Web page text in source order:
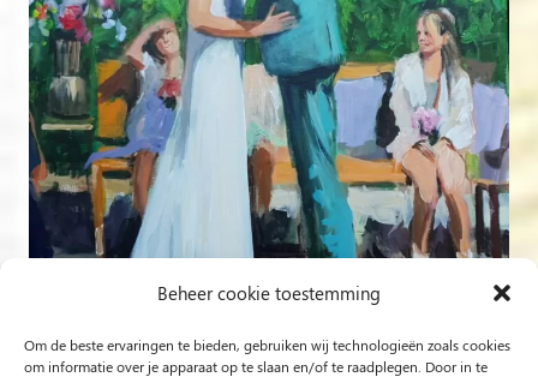
Beheer cookie toestemming
Om de beste ervaringen te bieden, gebruiken wij technologieën zoals cookies
om informatie over je apparaat op te slaan en/of te raadplegen. Door in te
Volg op Instagram